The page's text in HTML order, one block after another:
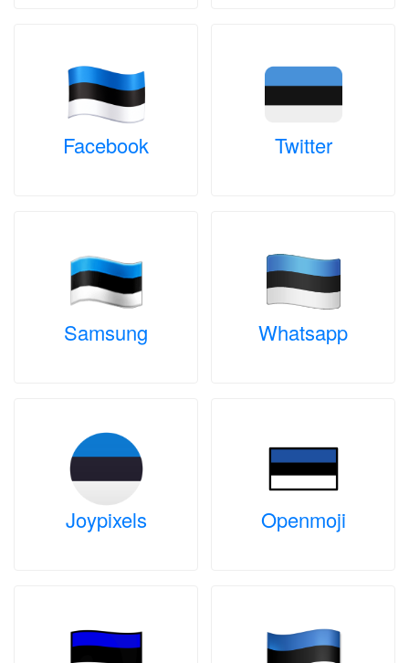
Facebook Twitter
Samsung Whatsapp
Joypixels Openmoji